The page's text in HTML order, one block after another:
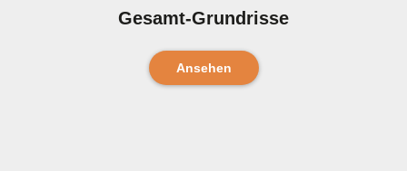
Gesamt-Grundrisse
Ansehen